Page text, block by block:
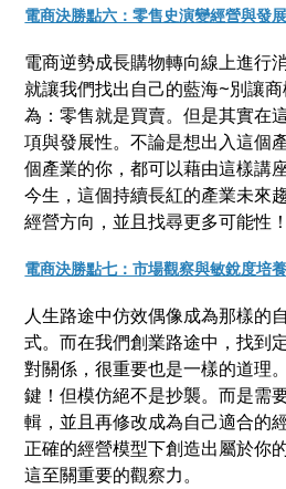
電商決勝點六：零售史演變經營與發展
電商逆勢成長購物轉向線上進行
就讓我們找出自己的藍海~別讓
為：零售就是買賣。但是其實在
項與發展性。不論是想出入這個
個產業的你，都可以藉由這樣講
今生，這個持續長紅的產業未來
經營方向，並且找尋更多可能性！
電商決勝點七：市場觀察與敏銳度培養
人生路途中仿效偶像成為那樣的
式。而在我們創業路途中，找到
對關係，很重要也是一樣的道理
鍵！但模仿絕不是抄襲。而是需
輯，並且再修改成為自己適合的
正確的經營模型下創造出屬於你
這至關重要的觀察力。